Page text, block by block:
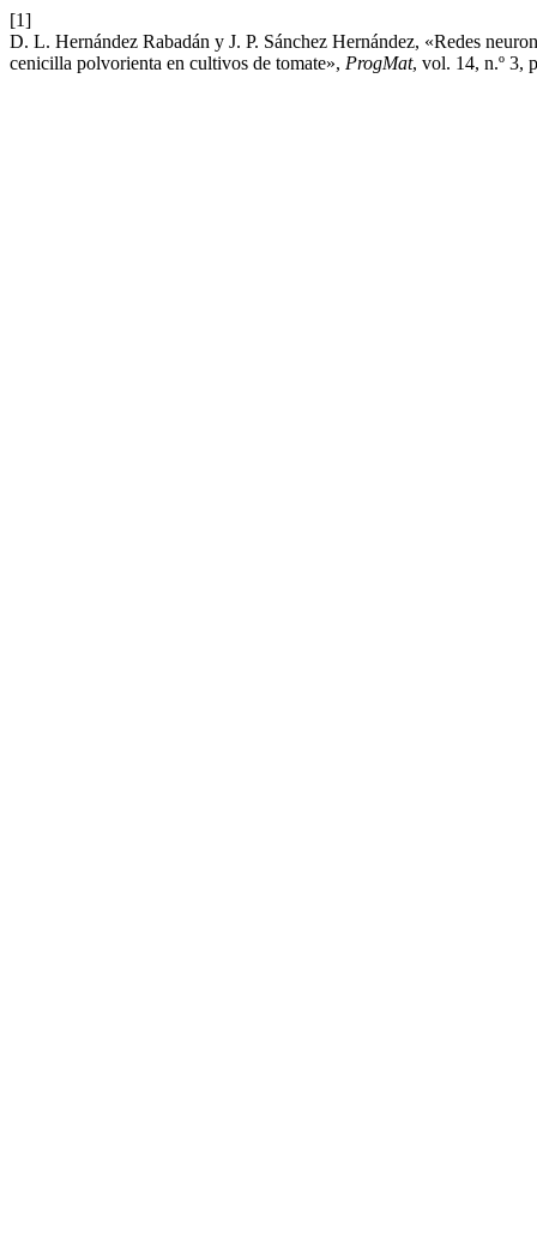
[1]
D. L. Hernández Rabadán y J. P. Sánchez Hernández, «Redes
cenicilla polvorienta en cultivos de tomate», ProgMat, vol. 14, n.º 3,